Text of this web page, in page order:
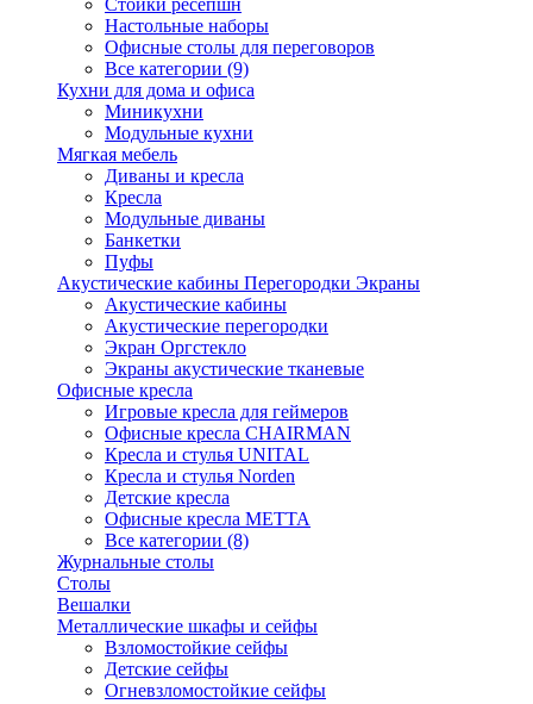
Стойки ресепшн
Настольные наборы
Офисные столы для переговоров
Все категории (9)
Кухни для дома и офиса
Миникухни
Модульные кухни
Мягкая мебель
Диваны и кресла
Кресла
Модульные диваны
Банкетки
Пуфы
Акустические кабины Перегородки Экраны
Акустические кабины
Акустические перегородки
Экран Оргстекло
Экраны акустические тканевые
Офисные кресла
Игровые кресла для геймеров
Офисные кресла CHAIRMAN
Кресла и стулья UNITAL
Кресла и стулья Norden
Детские кресла
Офисные кресла МЕТТА
Все категории (8)
Журнальные столы
Столы
Вешалки
Металлические шкафы и сейфы
Взломостойкие сейфы
Детские сейфы
Огневзломостойкие сейфы